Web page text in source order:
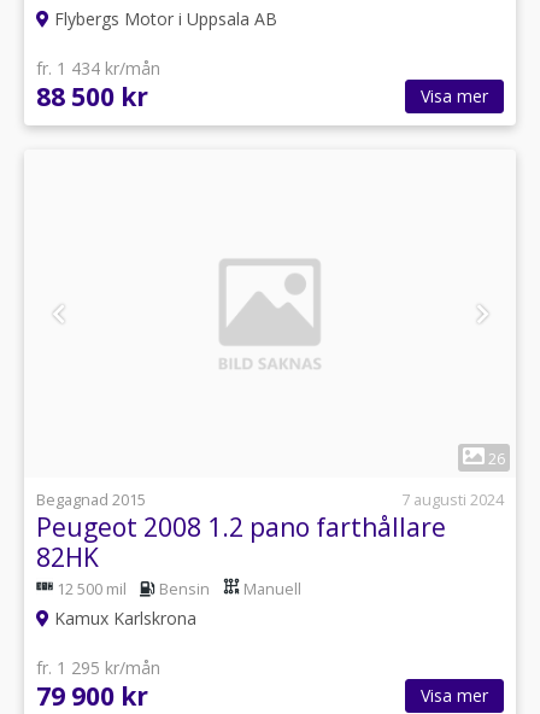
Flybergs Motor i Uppsala AB
fr. 1 434 kr/mån
88 500 kr Visa mer
26
Begagnad 2015
7 augusti 2024
Peugeot 2008 1.2 pano farthållare
82HK
12 500 mil Bensin Manuell
Kamux Karlskrona
fr. 1 295 kr/mån
79 900 kr Visa mer